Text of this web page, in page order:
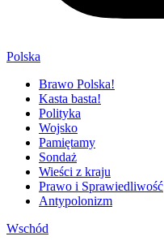
Polska
Brawo Polska!
Kasta basta!
Polityka
Wojsko
Pamiętamy
Sondaż
Wieści z kraju
Prawo i Sprawiedliwość
Antypolonizm
Wschód